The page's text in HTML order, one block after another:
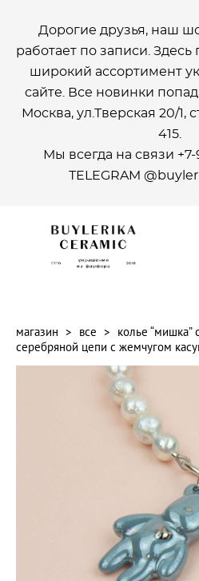
Дорогие друзья, наш
работает по записи.
широкий ассортимент
сайте. Все новинки
Москва, ул.Тверская 20/1,
415.
Мы всегда на связи
ТELEGRAM
магазин > все > колье
серебряной цепи с жемчугом